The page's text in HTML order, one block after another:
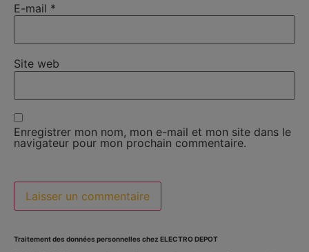
E-mail *
Site web
Enregistrer mon nom, mon e-mail et mon site dans le
navigateur pour mon prochain commentaire.
Traitement des données personnelles chez ELECTRO DEPOT